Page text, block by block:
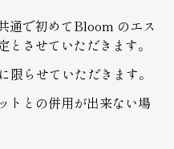
通で初めてBloom のエス
させていただきます。
限らせていただきます。
トとの併用が出来ない場